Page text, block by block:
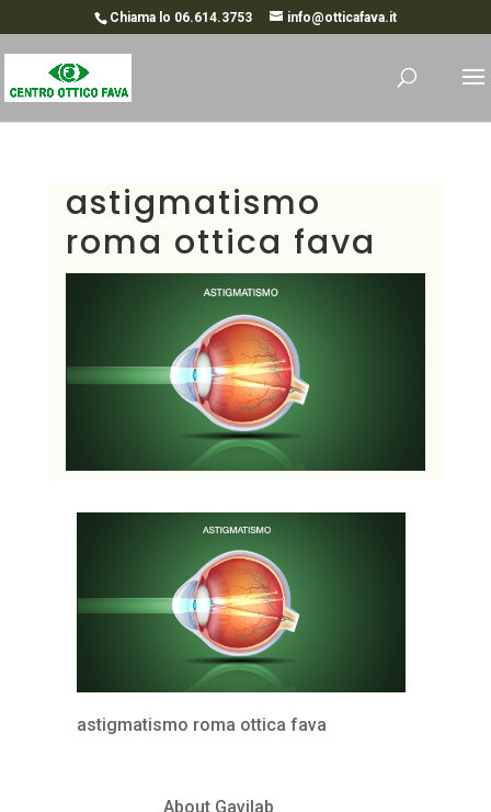
Chiama lo 06.614.3753 info@otticafava.it
astigmatismo
roma ottica fava
astigmatismo roma ottica fava
About Gavilab